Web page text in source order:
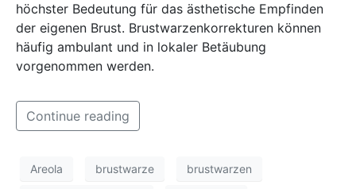
höchster Bedeutung für das ästhetische Empfinden
der eigenen Brust. Brustwarzenkorrekturen können
häufig ambulant und in lokaler Betäubung
vorgenommen werden.
Continue reading
Areola brustwarze brustwarzen